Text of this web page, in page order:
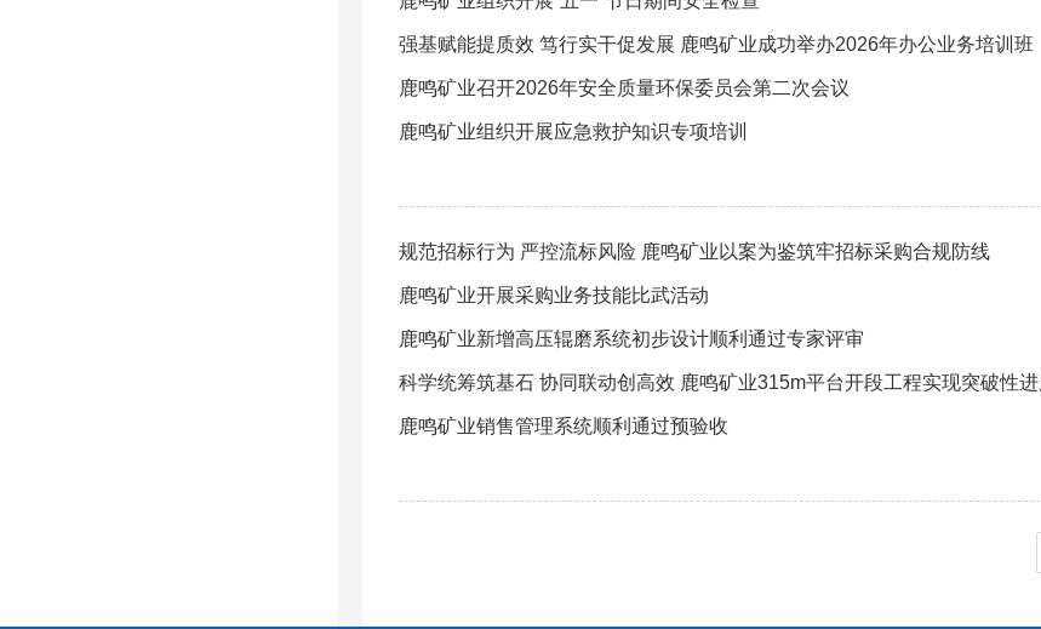
强基赋能提质效 笃行实干促发展 鹿鸣矿业成功举办2026年办公业务培训班
鹿鸣矿业召开2026年安全质量环保委员会第二次会议
鹿鸣矿业组织开展应急救护知识专项培训
规范招标行为 严控流标风险 鹿鸣矿业以案为鉴筑牢招标采购合规防线
鹿鸣矿业开展采购业务技能比武活动
鹿鸣矿业新增高压辊磨系统初步设计顺利通过专家评审
科学统筹筑基石 协同联动创高效 鹿鸣矿业315m平台开段工程实现突破性进
鹿鸣矿业销售管理系统顺利通过预验收